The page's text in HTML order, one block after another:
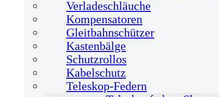
Verladeschläuche
Kompensatoren
Gleitbahnschützer
Kastenbälge
Schutzrollos
Kabelschutz
Teleskop-Federn